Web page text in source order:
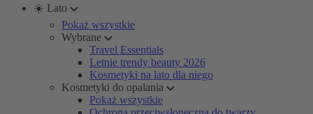
☀️ Lato
Pokaż wszystkie
Wybrane
Travel Essentials
Letnie trendy beauty 2026
Kosmetyki na lato dla niego
Kosmetyki do opalania
Pokaż wszystkie